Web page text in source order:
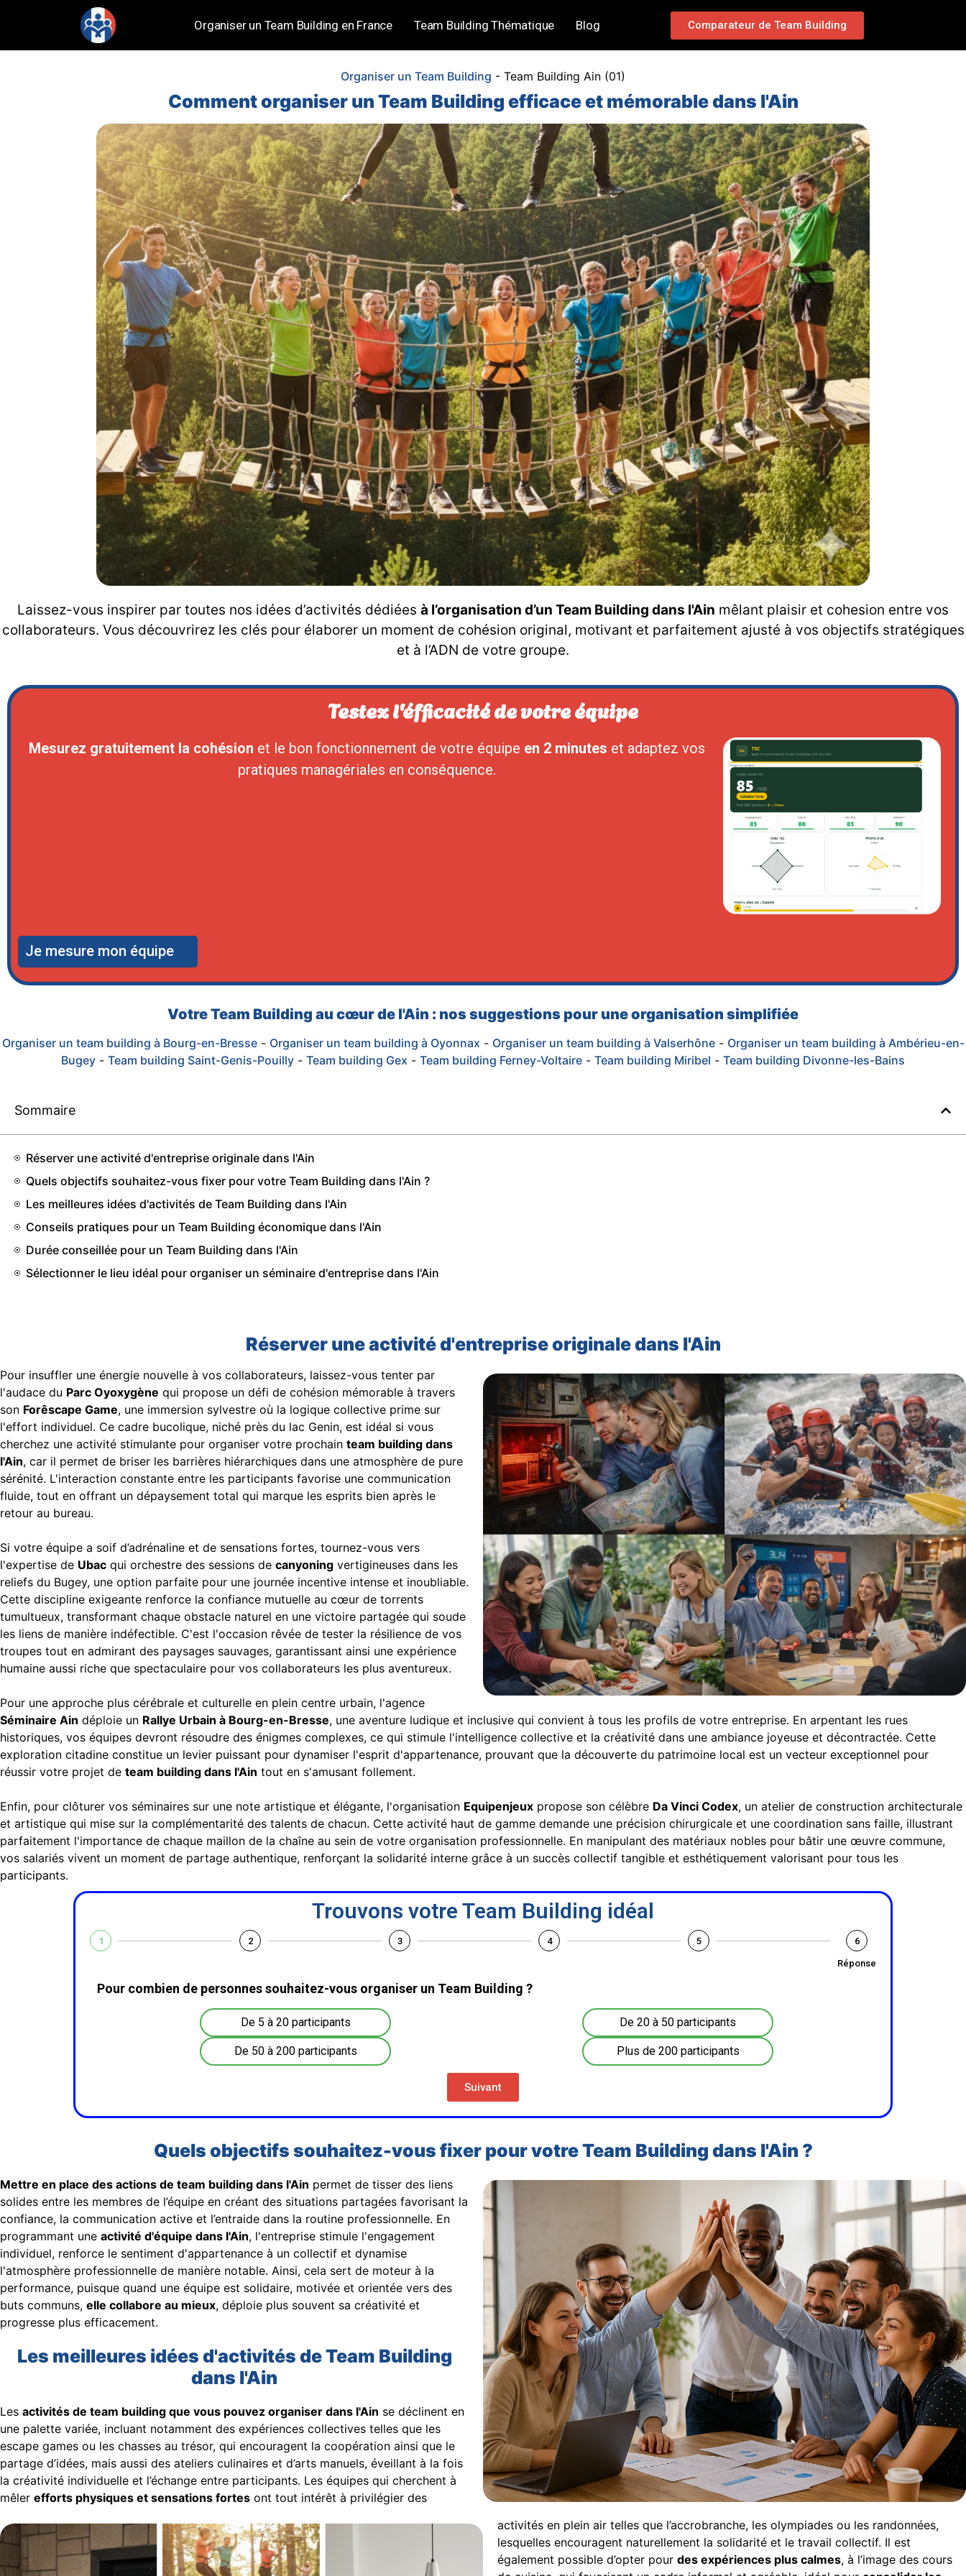
Organiser un Team Building en France Team Building Thématique Blog Comparateur de Team Building
Organiser un Team Building - Team Building Ain (01)
Comment organiser un Team Building efficace et mémorable dans l'Ain
Laissez-vous inspirer par toutes nos idées d’activités dédiées à l’organisation d’un Team Building dans l'Ain mêlant plaisir et cohesion entre vos
collaborateurs. Vous découvrirez les clés pour élaborer un moment de cohésion original, motivant et parfaitement ajusté à vos objectifs stratégiques
et à l’ADN de votre groupe.
Testez l'éfficacité de votre équipe
Mesurez gratuitement la cohésion et le bon fonctionnement de votre équipe en 2 minutes et adaptez vos
pratiques managériales en conséquence.
Je mesure mon équipe
Votre Team Building au cœur de l'Ain : nos suggestions pour une organisation simplifiée
Organiser un team building à Bourg-en-Bresse- Organiser un team building à Oyonnax - Organiser un team building à Valserhône- Organiser un team building à Ambérieu-en-
Bugey - Team building Saint-Genis-Pouilly - Team building Gex - Team building Ferney-Voltaire - Team building Miribel - Team building Divonne-les-Bains
Sommaire
Réserver une activité d'entreprise originale dans l'Ain
Quels objectifs souhaitez-vous fixer pour votre Team Building dans l'Ain ?
Les meilleures idées d'activités de Team Building dans l'Ain
Conseils pratiques pour un Team Building économique dans l'Ain
Durée conseillée pour un Team Building dans l'Ain
Sélectionner le lieu idéal pour organiser un séminaire d'entreprise dans l'Ain
Réserver une activité d'entreprise originale dans l'Ain
Pour insuffler une énergie nouvelle à vos collaborateurs, laissez-vous tenter par
l'audace du Parc Oyoxygène qui propose un défi de cohésion mémorable à travers
son Forêscape Game, une immersion sylvestre où la logique collective prime sur
l'effort individuel. Ce cadre bucolique, niché près du lac Genin, est idéal si vous
cherchez une activité stimulante pour organiser votre prochain team building dans
l'Ain, car il permet de briser les barrières hiérarchiques dans une atmosphère de pure
sérénité. L'interaction constante entre les participants favorise une communication
fluide, tout en offrant un dépaysement total qui marque les esprits bien après le
retour au bureau.
Si votre équipe a soif d’adrénaline et de sensations fortes, tournez-vous vers
l'expertise de Ubac qui orchestre des sessions de canyoning vertigineuses dans les
reliefs du Bugey, une option parfaite pour une journée incentive intense et inoubliable.
Cette discipline exigeante renforce la confiance mutuelle au cœur de torrents
tumultueux, transformant chaque obstacle naturel en une victoire partagée qui soude
les liens de manière indéfectible. C'est l'occasion rêvée de tester la résilience de vos
troupes tout en admirant des paysages sauvages, garantissant ainsi une expérience
humaine aussi riche que spectaculaire pour vos collaborateurs les plus aventureux.
Pour une approche plus cérébrale et culturelle en plein centre urbain, l'agence
Séminaire Ain déploie un Rallye Urbain à Bourg-en-Bresse, une aventure ludique et inclusive qui convient à tous les profils de votre entreprise. En arpentant les rues
historiques, vos équipes devront résoudre des énigmes complexes, ce qui stimule l'intelligence collective et la créativité dans une ambiance joyeuse et décontractée. Cette
exploration citadine constitue un levier puissant pour dynamiser l'esprit d'appartenance, prouvant que la découverte du patrimoine local est un vecteur exceptionnel pour
réussir votre projet de team building dans l'Ain tout en s'amusant follement.
Enfin, pour clôturer vos séminaires sur une note artistique et élégante, l'organisation Equipenjeux propose son célèbre Da Vinci Codex, un atelier de construction architecturale
et artistique qui mise sur la complémentarité des talents de chacun. Cette activité haut de gamme demande une précision chirurgicale et une coordination sans faille, illustrant
parfaitement l'importance de chaque maillon de la chaîne au sein de votre organisation professionnelle. En manipulant des matériaux nobles pour bâtir une œuvre commune,
vos salariés vivent un moment de partage authentique, renforçant la solidarité interne grâce à un succès collectif tangible et esthétiquement valorisant pour tous les
participants.
Trouvons votre Team Building idéal
1 2 3 4 5 6
Réponse
Pour combien de personnes souhaitez-vous organiser un Team Building ?
De 5 à 20 participants De 20 à 50 participants
De 50 à 200 participants Plus de 200 participants
Suivant
Quels objectifs souhaitez-vous fixer pour votre Team Building dans l'Ain ?
Mettre en place des actions de team building dans l'Ain permet de tisser des liens
solides entre les membres de l’équipe en créant des situations partagées favorisant la
confiance, la communication active et l’entraide dans la routine professionnelle. En
programmant une activité d'équipe dans l'Ain, l'entreprise stimule l'engagement
individuel, renforce le sentiment d'appartenance à un collectif et dynamise
l'atmosphère professionnelle de manière notable. Ainsi, cela sert de moteur à la
performance, puisque quand une équipe est solidaire, motivée et orientée vers des
buts communs, elle collabore au mieux, déploie plus souvent sa créativité et
progresse plus efficacement.
Les meilleures idées d'activités de Team Building
dans l'Ain
Les activités de team building que vous pouvez organiser dans l'Ain se déclinent en
une palette variée, incluant notamment des expériences collectives telles que les
escape games ou les chasses au trésor, qui encouragent la coopération ainsi que le
partage d’idées, mais aussi des ateliers culinaires et d’arts manuels, éveillant à la fois
la créativité individuelle et l’échange entre participants. Les équipes qui cherchent à
mêler efforts physiques et sensations fortes ont tout intérêt à privilégier des
activités en plein air telles que l’accrobranche, les olympiades ou les randonnées,
lesquelles encouragent naturellement la solidarité et le travail collectif. Il est
également possible d’opter pour des expériences plus calmes, à l’image des cours